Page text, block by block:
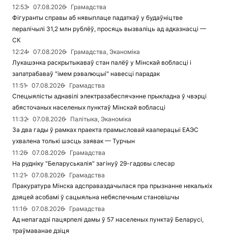
12:53
07.08.2026
Грамадства
Фігуранты справы аб нявыплаце падаткаў у будаўніцтве
пералічылі 31,2 млн рублёў, просяць вызваліць ад адказнасці —
СК
12:24
07.08.2026
Грамадства, Эканоміка
Лукашэнка раскрытыкаваў стан палёў у Мінскай вобласці і
запатрабаваў "імем рэвалюцыі" навесці парадак
11:51
07.08.2026
Грамадства
Спецыялісты аднавілі электразабеспячэнне прыкладна ў чвэрці
абясточаных населеных пунктаў Мінскай вобласці
11:32
07.08.2026
Палітыка, Эканоміка
За два гады ў рамках праекта прамысловай кааперацыі ЕАЭС
ухвалена толькі шэсць заявак — Турчын
11:26
07.08.2026
Грамадства
На рудніку "Беларуськалія" загінуў 29-гадовы слесар
11:21
07.08.2026
Грамадства
Пракуратура Мінска адсправаздачылася пра прызнанне некалькіх
дзяцей асобамі ў сацыяльна небяспечным становішчы
11:16
07.08.2026
Грамадства
Ад непагадзі пацярпелі дамы ў 57 населеных пунктаў Беларусі,
траўмаванае дзіця